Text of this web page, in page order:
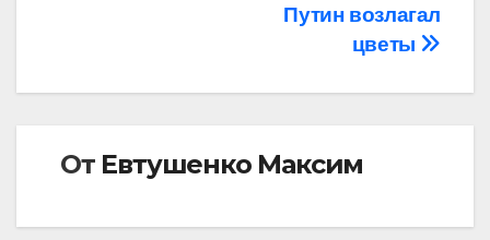
Путин возлагал
цветы
От Евтушенко Максим